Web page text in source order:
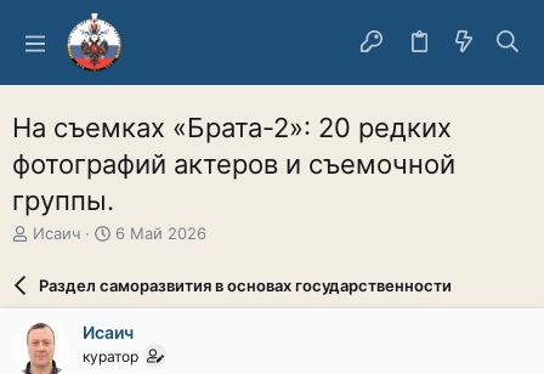
На съемках «Брата-2»: 20 редких
фотографий актеров и съемочной
группы.
А
о
р
т
е
Исаич
Д
а
а
ч
6 Май 2026
Раздел саморазвития в основах государственности
Исаич
куратор